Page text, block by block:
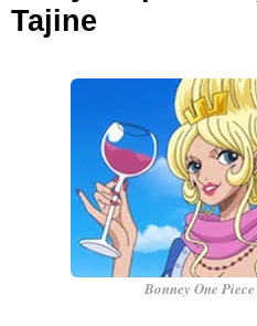
Tajine
Bonney One